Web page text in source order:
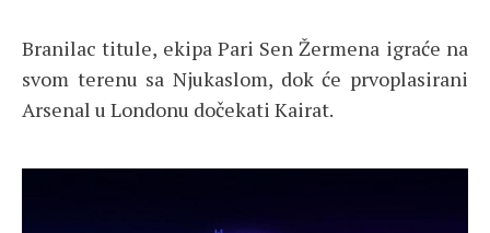
Branilac titule, ekipa Pari Sen Žermena igraće na
svom terenu sa Njukaslom, dok će prvoplasirani
Arsenal u Londonu dočekati Kairat.